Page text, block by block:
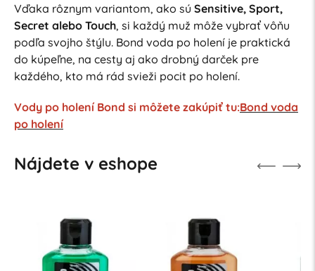
Vďaka rôznym variantom, ako sú Sensitive, Sport,
Secret alebo Touch, si každý muž môže vybrať vôňu
podľa svojho štýlu. Bond voda po holení je praktická
do kúpeľne, na cesty aj ako drobný darček pre
každého, kto má rád svieži pocit po holení.
Vody po holení Bond si môžete zakúpiť tu:Bond voda
po holení
Nájdete v eshope